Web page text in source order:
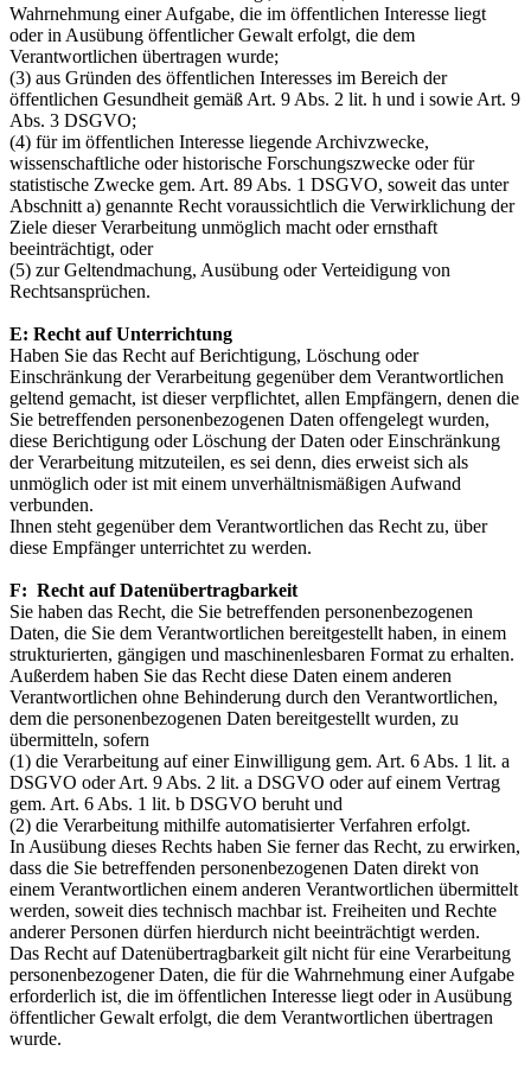
Wahrnehmung einer Aufgabe, die im öffentlichen Interesse liegt
oder in Ausübung öffentlicher Gewalt erfolgt, die dem
Verantwortlichen übertragen wurde;
(3) aus Gründen des öffentlichen Interesses im Bereich der
öffentlichen Gesundheit gemäß Art. 9 Abs. 2 lit. h und i sowie Art. 9
Abs. 3 DSGVO;
(4) für im öffentlichen Interesse liegende Archivzwecke,
wissenschaftliche oder historische Forschungszwecke oder für
statistische Zwecke gem. Art. 89 Abs. 1 DSGVO, soweit das unter
Abschnitt a) genannte Recht voraussichtlich die Verwirklichung der
Ziele dieser Verarbeitung unmöglich macht oder ernsthaft
beeinträchtigt, oder
(5) zur Geltendmachung, Ausübung oder Verteidigung von
Rechtsansprüchen.
E: Recht auf Unterrichtung
Haben Sie das Recht auf Berichtigung, Löschung oder
Einschränkung der Verarbeitung gegenüber dem Verantwortlichen
geltend gemacht, ist dieser verpflichtet, allen Empfängern, denen die
Sie betreffenden personenbezogenen Daten offengelegt wurden,
diese Berichtigung oder Löschung der Daten oder Einschränkung
der Verarbeitung mitzuteilen, es sei denn, dies erweist sich als
unmöglich oder ist mit einem unverhältnismäßigen Aufwand
verbunden.
Ihnen steht gegenüber dem Verantwortlichen das Recht zu, über
diese Empfänger unterrichtet zu werden.
F: Recht auf Datenübertragbarkeit
Sie haben das Recht, die Sie betreffenden personenbezogenen
Daten, die Sie dem Verantwortlichen bereitgestellt haben, in einem
strukturierten, gängigen und maschinenlesbaren Format zu erhalten.
Außerdem haben Sie das Recht diese Daten einem anderen
Verantwortlichen ohne Behinderung durch den Verantwortlichen,
dem die personenbezogenen Daten bereitgestellt wurden, zu
übermitteln, sofern
(1) die Verarbeitung auf einer Einwilligung gem. Art. 6 Abs. 1 lit. a
DSGVO oder Art. 9 Abs. 2 lit. a DSGVO oder auf einem Vertrag
gem. Art. 6 Abs. 1 lit. b DSGVO beruht und
(2) die Verarbeitung mithilfe automatisierter Verfahren erfolgt.
In Ausübung dieses Rechts haben Sie ferner das Recht, zu erwirken,
dass die Sie betreffenden personenbezogenen Daten direkt von
einem Verantwortlichen einem anderen Verantwortlichen übermittelt
werden, soweit dies technisch machbar ist. Freiheiten und Rechte
anderer Personen dürfen hierdurch nicht beeinträchtigt werden.
Das Recht auf Datenübertragbarkeit gilt nicht für eine Verarbeitung
personenbezogener Daten, die für die Wahrnehmung einer Aufgabe
erforderlich ist, die im öffentlichen Interesse liegt oder in Ausübung
öffentlicher Gewalt erfolgt, die dem Verantwortlichen übertragen
wurde.